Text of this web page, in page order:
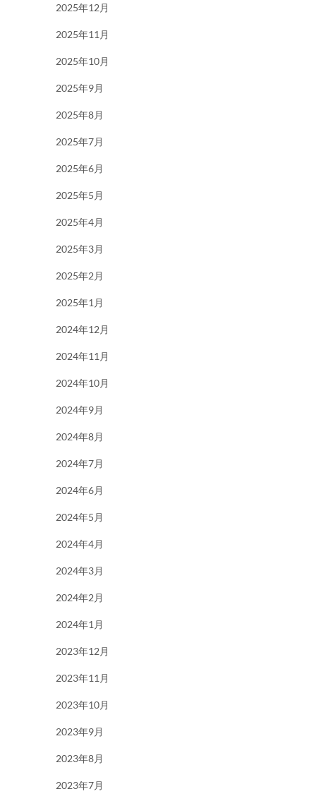
2025年12月
2025年11月
2025年10月
2025年9月
2025年8月
2025年7月
2025年6月
2025年5月
2025年4月
2025年3月
2025年2月
2025年1月
2024年12月
2024年11月
2024年10月
2024年9月
2024年8月
2024年7月
2024年6月
2024年5月
2024年4月
2024年3月
2024年2月
2024年1月
2023年12月
2023年11月
2023年10月
2023年9月
2023年8月
2023年7月